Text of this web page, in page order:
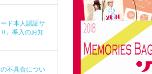
ド本人認証サ
」導入のお知
不具合につい